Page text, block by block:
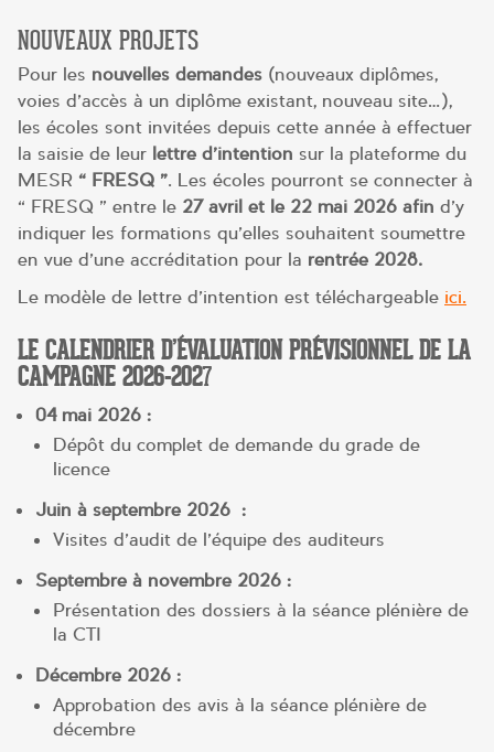
NOUVEAUX PROJETS
Pour les nouvelles demandes (nouveaux diplômes,
voies d’accès à un diplôme existant, nouveau site…),
les écoles sont invitées depuis cette année à effectuer
la saisie de leur lettre d’intention sur la plateforme du
MESR « FRESQ ». Les écoles pourront se connecter à
« FRESQ » entre le 27 avril et le 22 mai 2026 afin d’y
indiquer les formations qu’elles souhaitent soumettre
en vue d’une accréditation pour la rentrée 2028.
Le modèle de lettre d’intention est téléchargeable ici.
LE CALENDRIER D’ÉVALUATION PRÉVISIONNEL DE LA
CAMPAGNE 2026-2027
04 mai 2026 :
Dépôt du complet de demande du grade de
licence
Juin à septembre 2026 :
Visites d’audit de l’équipe des auditeurs
Septembre à novembre 2026 :
Présentation des dossiers à la séance plénière de
la CTI
Décembre 2026 :
Approbation des avis à la séance plénière de
décembre